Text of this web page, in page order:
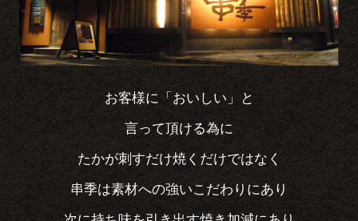
お客様に「おいしい」と
言って頂ける為に
たかが刺すだけ焼くだけではなく
串季は素材への強いこだわりにあり